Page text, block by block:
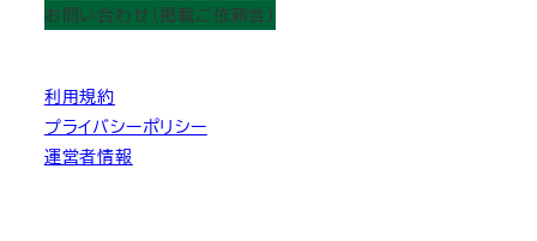
お問い合わせ（掲載ご依頼含）
利用規約
プライバシーポリシー
運営者情報